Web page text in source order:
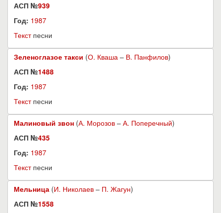
АСП №939
Год: 1987
Текстпесни
Зеленоглазое такси (О. Кваша – В. Панфилов)
АСП №1488
Год: 1987
Текстпесни
Малиновый звон (А. Морозов – А. Поперечный)
АСП №435
Год: 1987
Текстпесни
Мельница (И. Николаев – П. Жагун)
АСП №1558